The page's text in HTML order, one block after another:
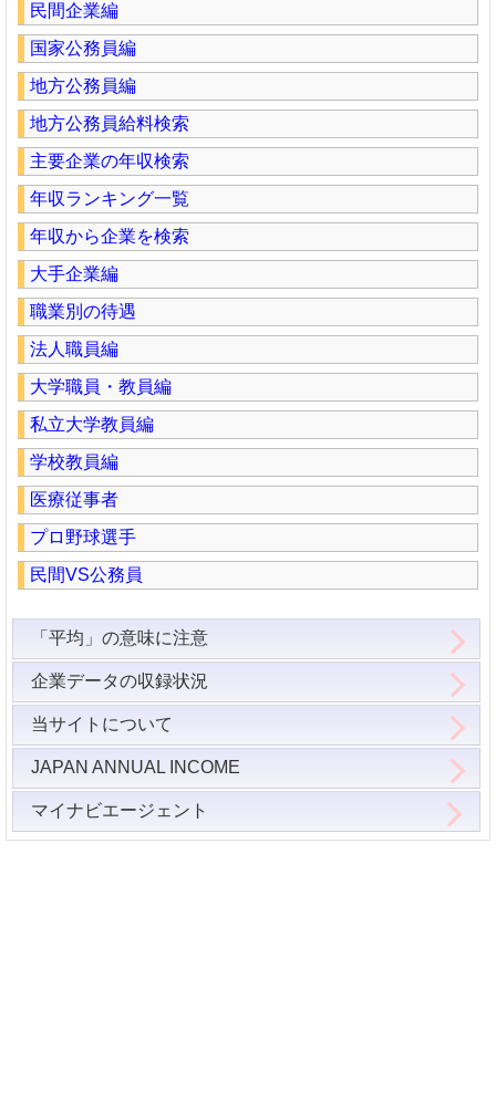
民間企業編
国家公務員編
地方公務員編
地方公務員給料検索
主要企業の年収検索
年収ランキング一覧
年収から企業を検索
大手企業編
職業別の待遇
法人職員編
大学職員・教員編
私立大学教員編
学校教員編
医療従事者
プロ野球選手
民間VS公務員
「平均」の意味に注意
企業データの収録状況
当サイトについて
JAPAN ANNUAL INCOME
マイナビエージェント